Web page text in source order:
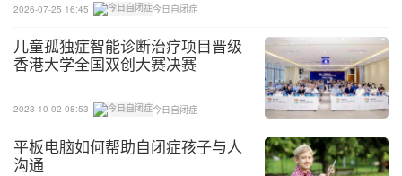
2026-07-25 16:45 今日自闭症
儿童孤独症智能诊断治疗项目晋级
香港大学全国双创大赛决赛
2023-10-02 08:53 今日自闭症
平板电脑如何帮助自闭症孩子与人
沟通